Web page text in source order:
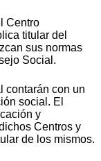
Centro
titular del
sus normas
Social.
contarán con un
social. El
y
Centros y
de los mismos.